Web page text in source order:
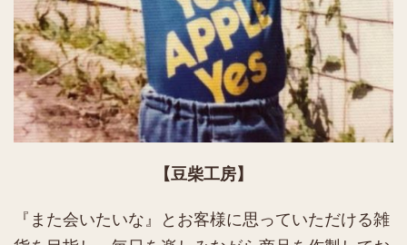
【豆柴工房】
『また会いたいな』とお客様に思っていただける雑